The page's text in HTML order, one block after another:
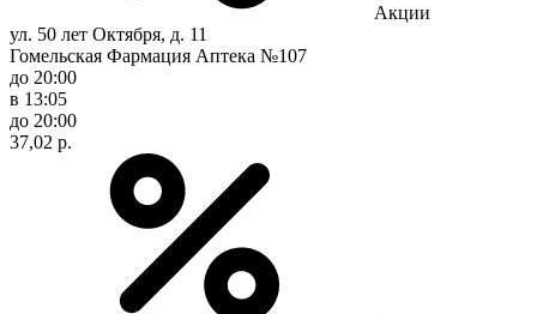
Акции
ул. 50 лет Октября, д. 11
Гомельская Фармация Аптека №107
до 20:00
в 13:05
до 20:00
37,02 р.